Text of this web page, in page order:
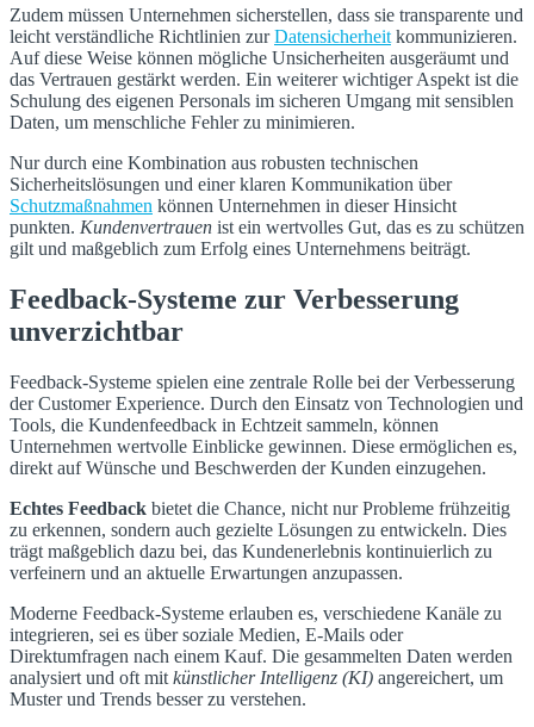
Zudem müssen Unternehmen sicherstellen, dass sie transparente und
leicht verständliche Richtlinien zurDatensicherheit kommunizieren.
Auf diese Weise können mögliche Unsicherheiten ausgeräumt und
das Vertrauen gestärkt werden. Ein weiterer wichtiger Aspekt ist die
Schulung des eigenen Personals im sicheren Umgang mit sensiblen
Daten, um menschliche Fehler zu minimieren.
Nur durch eine Kombination aus robusten technischen
Sicherheitslösungen und einer klaren Kommunikation über
Schutzmaßnahmen können Unternehmen in dieser Hinsicht
punkten. Kundenvertrauen ist ein wertvolles Gut, das es zu schützen
gilt und maßgeblich zum Erfolg eines Unternehmens beiträgt.
Feedback-Systeme zur Verbesserung
unverzichtbar
Feedback-Systeme spielen eine zentrale Rolle bei der Verbesserung
der Customer Experience. Durch den Einsatz von Technologien und
Tools, die Kundenfeedback in Echtzeit sammeln, können
Unternehmen wertvolle Einblicke gewinnen. Diese ermöglichen es,
direkt auf Wünsche und Beschwerden der Kunden einzugehen.
Echtes Feedback bietet die Chance, nicht nur Probleme frühzeitig
zu erkennen, sondern auch gezielte Lösungen zu entwickeln. Dies
trägt maßgeblich dazu bei, das Kundenerlebnis kontinuierlich zu
verfeinern und an aktuelle Erwartungen anzupassen.
Moderne Feedback-Systeme erlauben es, verschiedene Kanäle zu
integrieren, sei es über soziale Medien, E-Mails oder
Direktumfragen nach einem Kauf. Die gesammelten Daten werden
analysiert und oft mit künstlicher Intelligenz (KI) angereichert, um
Muster und Trends besser zu verstehen.